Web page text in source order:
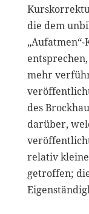
die dem
mehr
des
darüber,
relativ
getroffen;